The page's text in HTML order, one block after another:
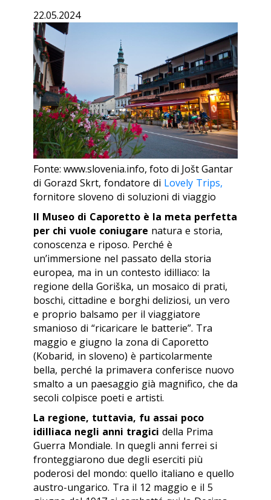
22.05.2024
Fonte: www.slovenia.info, foto di Jošt Gantar
di Gorazd Skrt, fondatore di Lovely Trips,
fornitore sloveno di soluzioni di viaggio
Il Museo di Caporetto è la meta perfetta
per chi vuole coniugare natura e storia,
conoscenza e riposo. Perché è
un’immersione nel passato della storia
europea, ma in un contesto idilliaco: la
regione della Goriška, un mosaico di prati,
boschi, cittadine e borghi deliziosi, un vero
e proprio balsamo per il viaggiatore
smanioso di “ricaricare le batterie”. Tra
maggio e giugno la zona di Caporetto
(Kobarid, in sloveno) è particolarmente
bella, perché la primavera conferisce nuovo
smalto a un paesaggio già magnifico, che da
secoli colpisce poeti e artisti.
La regione, tuttavia, fu assai poco
idilliaca negli anni tragici della Prima
Guerra Mondiale. In quegli anni ferrei si
fronteggiarono due degli eserciti più
poderosi del mondo: quello italiano e quello
austro-ungarico. Tra il 12 maggio e il 5